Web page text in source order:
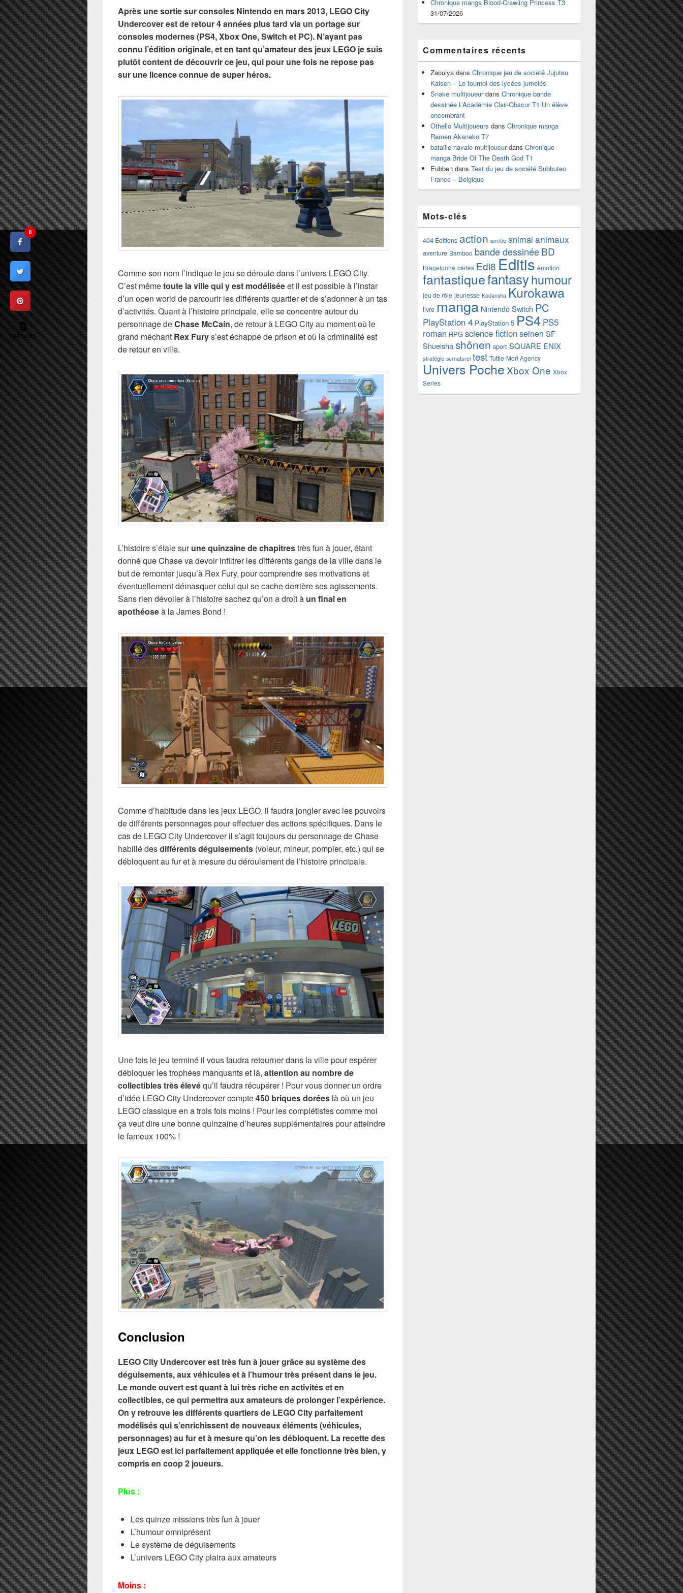
Après une​ sortie sur consoles Nintendo en mars 2013, LEGO City
Undercover est de retour 4 années plus tard via un portage sur
consoles modernes (PS4, Xbox One, Switch et PC). N’ayant pas
connu l’édition originale, et en tant qu’amateur des jeux LEGO je suis
plutôt content de découvrir ce jeu, qui pour une fois ne repose pas
sur une licence connue de super héros.
Comme son nom l’indique le jeu se déroule dans l’univers LEGO City.
C’est mêmetoute la ville qui y est modéliséeet il est possible à l’instar
d’un open world de parcourir les différents quartier et de s’adonner à un tas
d’activités. Quant à l’histoire principale, elle se concentre autour du
personnage deChase McCain, de retour à LEGO City au moment où le
grand méchant Rex Furys’est échappé de prison et où la criminalité est
de retour en ville.
L’histoire s’étale surune quinzaine de chapitrestrès fun à jouer, étant
donné que Chase va devoir infiltrer les différents gangs de la ville dans le
but de remonter jusqu’à Rex Fury, pour comprendre ses motivations et
éventuellement démasquer celui qui se cache derrière ses agissements.
Sans rien dévoiler à l’histoire sachez qu’on a droit à un final en
apothéoseà la James Bond !
Comme d’habitude dans les jeux LEGO, il faudra jongler avec les pouvoirs
de différents personnages pour effectuer des actions spécifiques. Dans le
cas de LEGO City Undercover il s’agit toujours du personnage de Chase
habillé desdifférents déguisements (voleur, mineur, pompier, etc.) qui se
débloquent au fur et à mesure du déroulement de l’histoire principale.
Une fois le jeu terminé il vous faudra retourner dans la ville pour espérer
débloquer les trophées manquants et là, attention au nombre de
collectibles très élevéqu’il faudra récupérer ! Pour vous donner un ordre
d’idée LEGO City Undercover compte450 briques dorées là où un jeu
LEGO classique en a trois fois moins ! Pour les complétistes comme moi
ça veut dire une bonne quinzaine d’heures supplémentaires pour atteindre
le fameux 100% !
Conclusion
LEGO City Undercover est très fun à jouer grâce au système des
déguisements, aux véhicules et à l’humour très présent dans le jeu.
Le monde ouvert est quant à lui très riche en activités et en
collectibles, ce qui permettra aux amateurs de prolonger l’expérience.
On y retrouve les différents quartiers de LEGO City parfaitement
modélisés qui s’enrichissent de nouveaux éléments (véhicules,
personnages) au fur et à mesure qu’on les débloquent. La recette des
jeux LEGO est ici parfaitement appliquée et elle fonctionne très bien, y
compris en coop 2 joueurs.
Plus :
Les quinze missions très fun à jouer
L’humour omniprésent
Le système de déguisements
L’univers LEGO City plaira aux amateurs
Moins :
Chronique manga Blood-Crawling Princess T3
31/07/2026
Commentaires récents
Zaouiya dans Chronique jeu de société Jujutsu
Kaisen – Le tournoi des lycées jumelés
Snake multijoueurdans Chronique bande
dessinée L’Académie Clair-Obscur T1 Un élève
encombrant
Othello Multijoueurs dans Chronique manga
Ramen Akaneko T7
bataille navale multijoueurdans Chronique
manga Bride Of The Death God T1
Eubben dans Test du jeu de société Subbuteo
France – Belgique
Mots-clés
404 Editions action amitie animal animaux
aventure Bamboo bande dessinéeBD
Bragelonne cartes Edi8 Editis emotion
fantastiquefantasyhumour
jeu de rôle jeunesse Kodansha Kurokawa
livre manga Nintendo Switch PC
PlayStation 4 PlayStation 5 PS4 PS5
roman RPG science fictionseinen SF
Shueisha shônen sport SQUARE ENIX
stratégie surnaturel test Tuttle-Mori Agency
Univers Poche Xbox One Xbox
Series
0
0
PARTAGES